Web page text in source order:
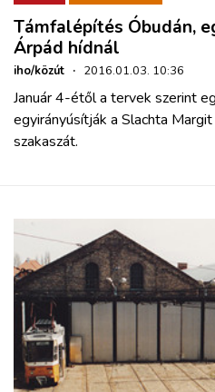
Támfalépítés Óbudán,
Árpád hídnál
iho/közút · 2016.01.03. 10:36
Január 4-étől a tervek szerint
egyirányúsítják a Slachta
szakaszát.